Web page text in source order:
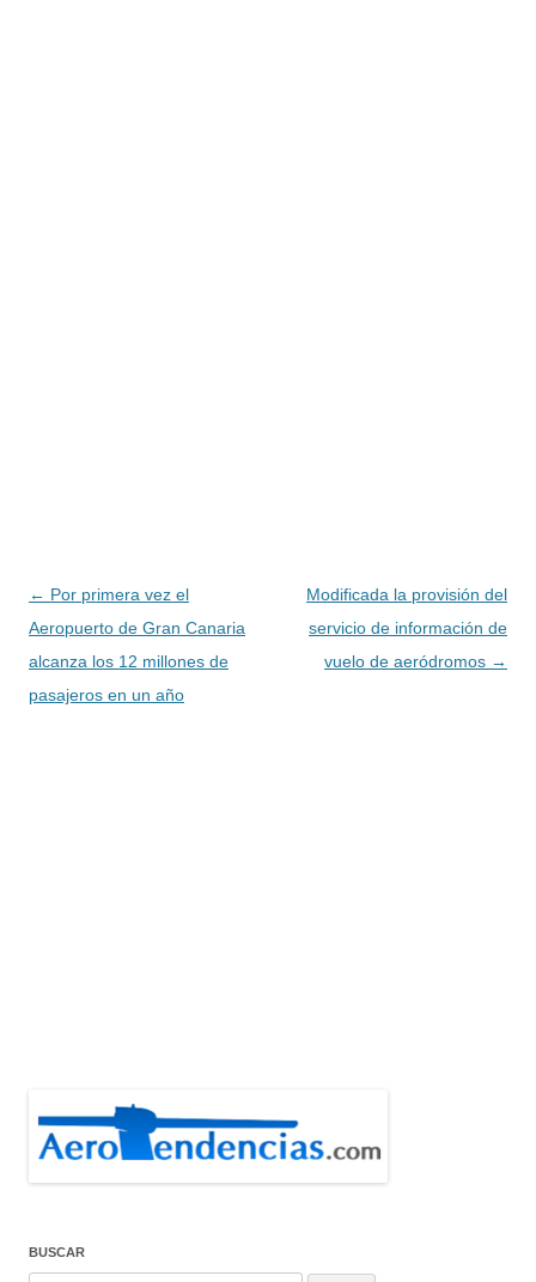
Navegación
de
entradas
← Por primera vez el
Aeropuerto de Gran Canaria
alcanza los 12 millones de
pasajeros en un año
Modificada la provisión del
servicio de información de
vuelo de aeródromos →
BUSCAR